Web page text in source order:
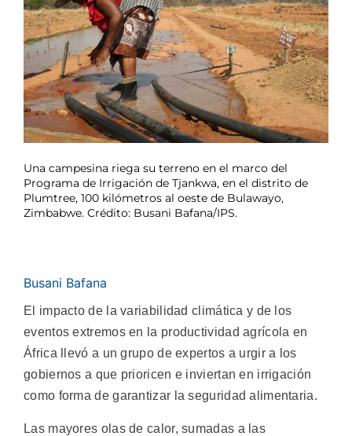
Una campesina riega su terreno en el marco del
Programa de Irrigación de Tjankwa, en el distrito de
Plumtree, 100 kilómetros al oeste de Bulawayo,
Zimbabwe. Crédito: Busani Bafana/IPS.
Busani Bafana
El impacto de la variabilidad climática y de los
eventos extremos en la productividad agrícola en
África llevó a un grupo de expertos a urgir a los
gobiernos a que prioricen e inviertan en irrigación
como forma de garantizar la seguridad alimentaria.
Las mayores olas de calor, sumadas a las